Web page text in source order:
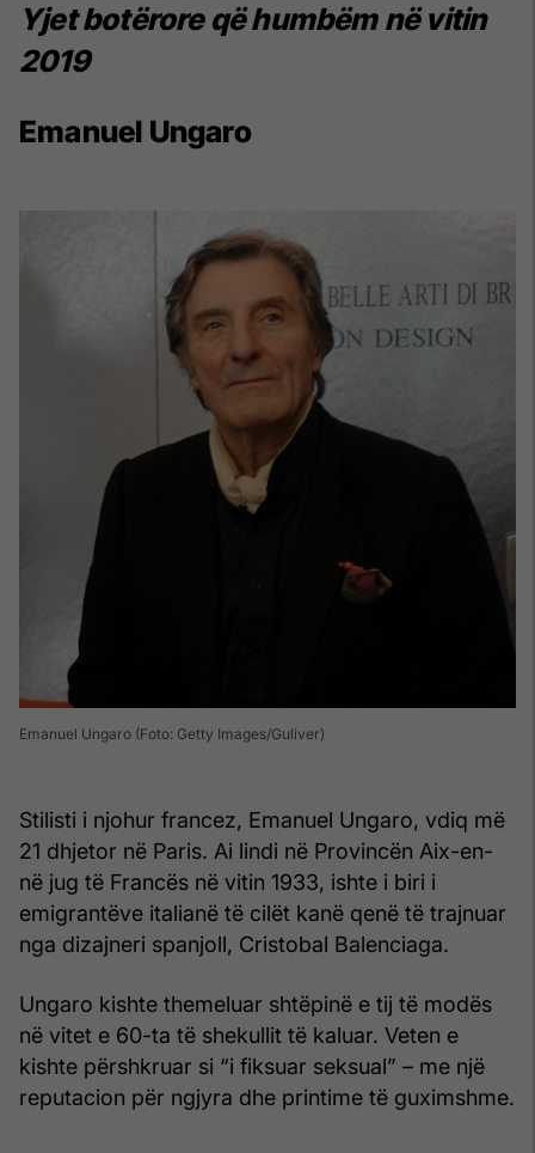
Yjet botërore që humbëm në vitin
2019
Emanuel Ungaro
Emanuel Ungaro (Foto: Getty Images/Guliver)
Stilisti i njohur francez, Emanuel Ungaro, vdiq më
21 dhjetor në Paris. Ai lindi në Provincën Aix-en-
në jug të Francës në vitin 1933, ishte i biri i
emigrantëve italianë të cilët kanë qenë të trajnuar
nga dizajneri spanjoll, Cristobal Balenciaga.
Ungaro kishte themeluar shtëpinë e tij të modës
në vitet e 60-ta të shekullit të kaluar. Veten e
kishte përshkruar si “i fiksuar seksual” – me një
reputacion për ngjyra dhe printime të guximshme.